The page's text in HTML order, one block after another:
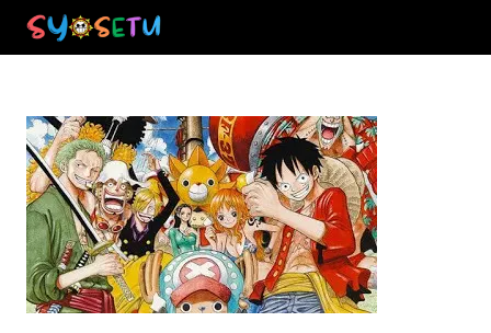
Skip